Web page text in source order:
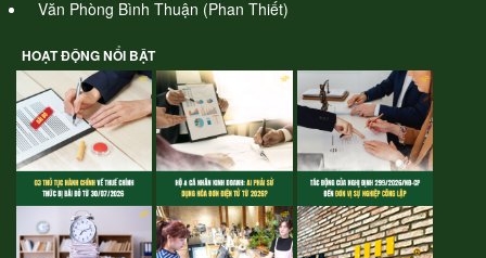
Văn Phòng Bình Thuận (Phan Thiết)
HOẠT ĐỘNG NỔI BẬT